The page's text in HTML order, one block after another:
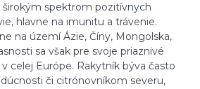
širokým spektrom pozitívnych
hlavne na imunitu a trávenie.
na území Ázie, Číny, Mongolska,
sa však pre svoje priaznivé
celej Európe. Rakytník býva často
či citrónovníkom severu,